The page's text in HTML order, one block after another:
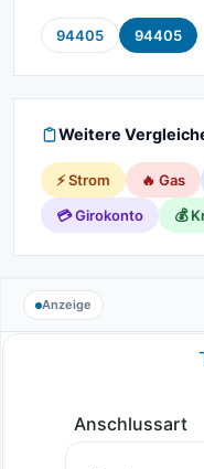
94405 94405
Weitere
⚡ Strom 🔥 Gas
💳 Girokonto
💰
Anzeige